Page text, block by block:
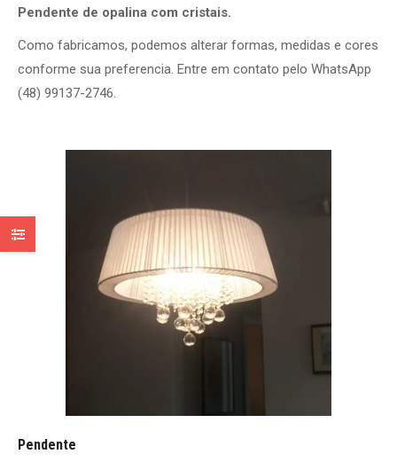
Pendente de opalina com cristais.
Como fabricamos, podemos alterar formas, medidas e cores
conforme sua preferencia. Entre em contato pelo WhatsApp
(48) 99137-2746.
Pendente